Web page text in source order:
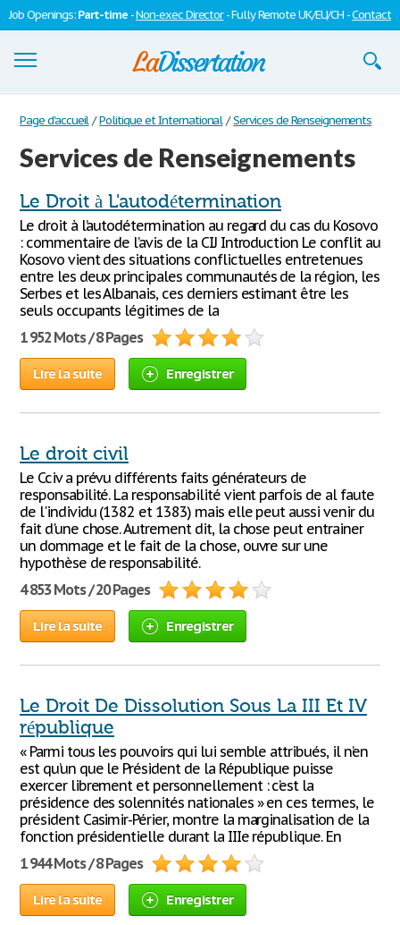
Job Openings:Part-time -Non-exec Director- Fully Remote UK/EU/CH -Contact
Dissertations
S'inscrire
Se connecter
Contactez-nous
Page d'accueil / Politique et International / Services de Renseignements
Services de Renseignements
Le Droit à L'autodétermination
Le droit à l’autodétermination au regard du cas du Kosovo
: commentaire de l’avis de la CIJ Introduction Le conflit au
Kosovo vient des situations conflictuelles entretenues
entre les deux principales communautés de la région, les
Serbes et les Albanais, ces derniers estimant être les
seuls occupants légitimes de la
1 952 Mots / 8 Pages
Lire la suite Enregistrer
Le droit civil
Le Cciv a prévu différents faits générateurs de
responsabilité. La responsabilité vient parfois de al faute
de l'individu (1382 et 1383) mais elle peut aussi venir du
fait d'une chose. Autrement dit, la chose peut entrainer
un dommage et le fait de la chose, ouvre sur une
hypothèse de responsabilité.
4 853 Mots / 20 Pages
Lire la suite Enregistrer
Le Droit De Dissolution Sous La III Et IV
république
« Parmi tous les pouvoirs qui lui semble attribués, il n’en
est qu’un que le Président de la République puisse
exercer librement et personnellement : c’est la
présidence des solennités nationales » en ces termes, le
président Casimir-Périer, montre la marginalisation de la
fonction présidentielle durant la IIIe république. En
1 944 Mots / 8 Pages
Lire la suite Enregistrer